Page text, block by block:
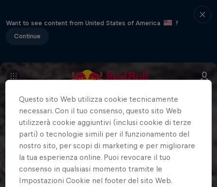
Want to see content from United States of America
?
Continue
Questo sito Web utilizza cookie tecnicamente
necessari. Con il tuo consenso, questo sito Web
utilizzerà cookie aggiuntivi (inclusi cookie di terze
parti) o tecnologie simili per il funzionamento del
nostro sito, per scopi di marketing e per migliorare
la tua esperienza online. Puoi revocare il tuo
consenso in qualsiasi momento tramite le
Impostazioni Cookie nel footer del sito Web.